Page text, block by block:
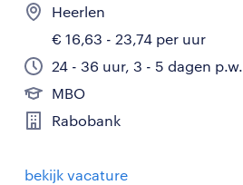
Heerlen
€ 16,63 - 23,74 per uur
24 - 36 uur, 3 - 5 dagen p.w.
MBO
Rabobank
bekijk vacature